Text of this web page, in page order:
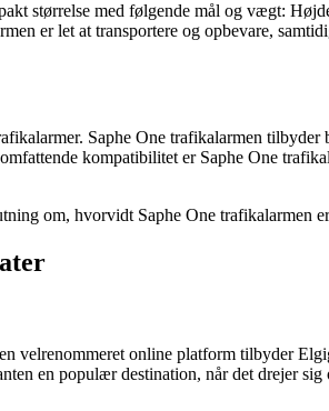
størrelse med følgende mål og vægt:
er let at transportere og opbevare,
Saphe One trafikalarmen
kompatibilitet er Saphe One
om, hvorvidt Saphe One trafikalarmen
velrenommeret online platform tilbyder
en populær destination, når det drejer sig